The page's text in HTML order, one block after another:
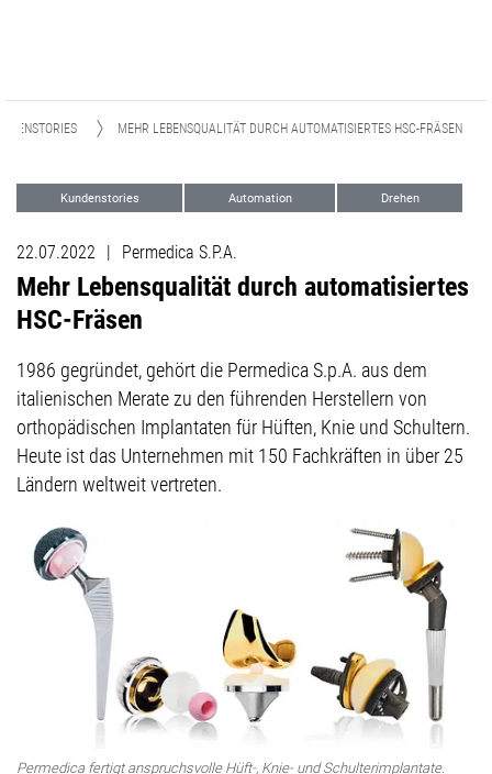
MEHR LEBENSQUALITÄT DURCH AUTOMATISIERTES HSC-FRÄSEN
Kundenstories Automation Drehen
22.07.2022 | Permedica S.P.A.
Mehr Lebensqualität durch automatisiertes
HSC-Fräsen
1986 gegründet, gehört die Permedica S.p.A. aus dem
italienischen Merate zu den führenden Herstellern von
orthopädischen Implantaten für Hüften, Knie und Schultern.
Heute ist das Unternehmen mit 150 Fachkräften in über 25
Ländern weltweit vertreten.
Permedica fertigt anspruchsvolle Hüft-, Knie- und Schulterimplantate.